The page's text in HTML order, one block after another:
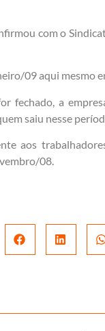
com o
09 aqui mesmo
fechado, a
saiu nesse
aos
08.